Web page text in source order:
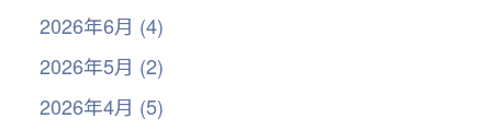
2026年6月 (4)
2026年5月 (2)
2026年4月 (5)